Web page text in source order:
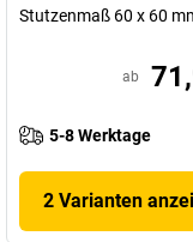
Stutzenmaß 60 x 60
ab
5-8 Werktage
2 Varianten